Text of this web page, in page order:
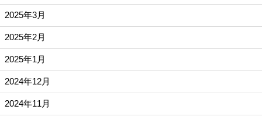
2025年3月
2025年2月
2025年1月
2024年12月
2024年11月